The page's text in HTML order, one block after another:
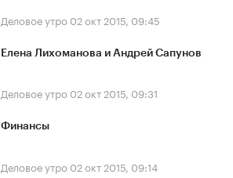
Деловое утро 02 окт 2015, 09:45
Елена Лихоманова и Андрей Сапунов
Деловое утро 02 окт 2015, 09:31
Финансы
Деловое утро 02 окт 2015, 09:14